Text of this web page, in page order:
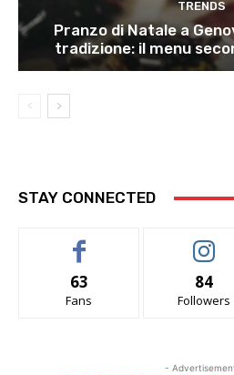
TRENDS
Pranzo di Natale a
tradizione: il menu
STAY CONNECTED
63
Fans
84
Followers
-